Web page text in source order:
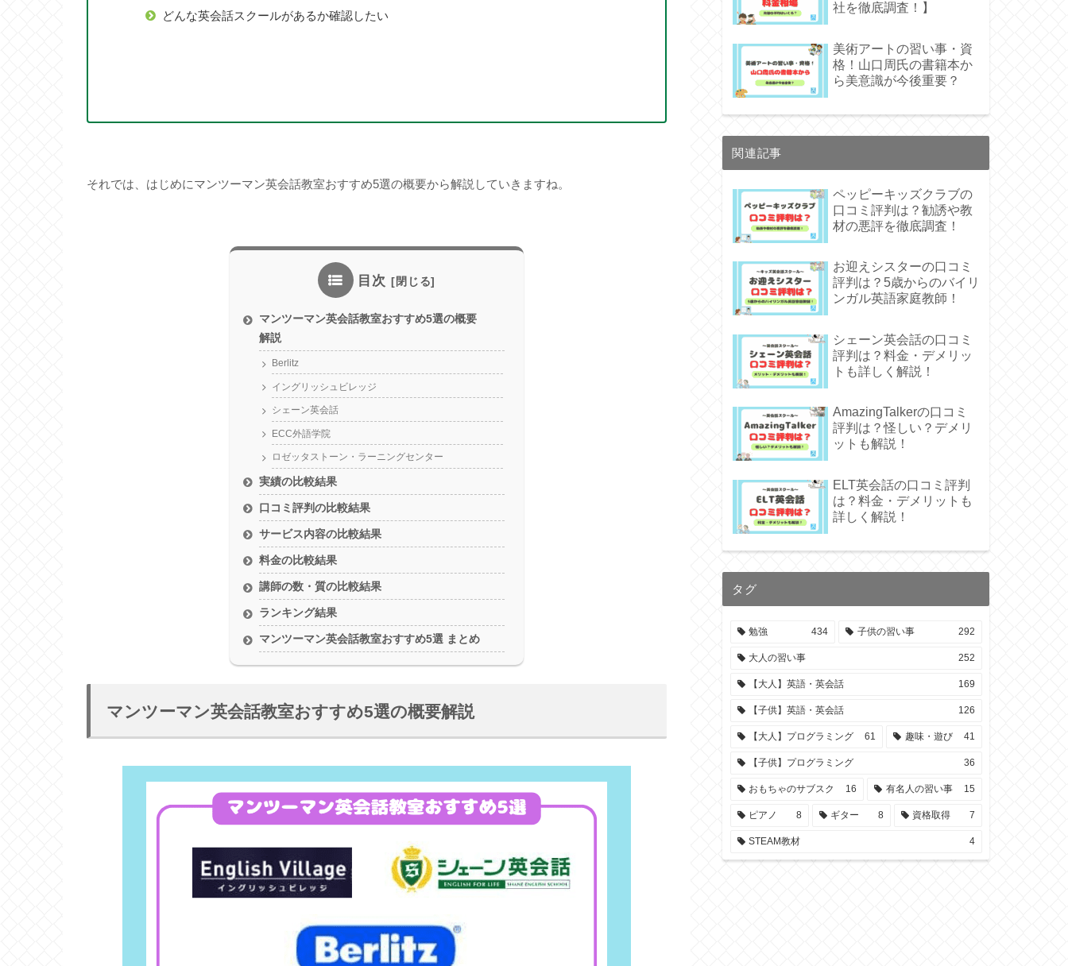
どんな英会話スクールがあるか確認したい
それでは、はじめにマンツーマン英会話教室おすすめ5選の概要から解説していきますね。
目次
マンツーマン英会話教室おすすめ5選の概要
解説
Berlitz
イングリッシュビレッジ
シェーン英会話
ECC外語学院
ロゼッタストーン・ラーニングセンター
実績の比較結果
口コミ評判の比較結果
サービス内容の比較結果
料金の比較結果
講師の数・質の比較結果
ランキング結果
マンツーマン英会話教室おすすめ5選 まとめ
マンツーマン英会話教室おすすめ5選の概要解説
社を徹底調査！】
美術アートの習い事・資
格！山口周氏の書籍本か
ら美意識が今後重要？
関連記事
ペッピーキッズクラブの
口コミ評判は？勧誘や教
材の悪評を徹底調査！
お迎えシスターの口コミ
評判は？5歳からのバイリ
ンガル英語家庭教師！
シェーン英会話の口コミ
評判は？料金・デメリッ
トも詳しく解説！
AmazingTalkerの口コミ
評判は？怪しい？デメリ
ットも解説！
ELT英会話の口コミ評判
は？料金・デメリットも
詳しく解説！
タグ
勉強 434 子供の習い事 292
大人の習い事 252
【大人】英語・英会話 169
【子供】英語・英会話 126
【大人】プログラミング 61 趣味・遊び 41
【子供】プログラミング 36
おもちゃのサブスク 16 有名人の習い事 15
ピアノ 8 ギター 8 資格取得 7
STEAM教材 4